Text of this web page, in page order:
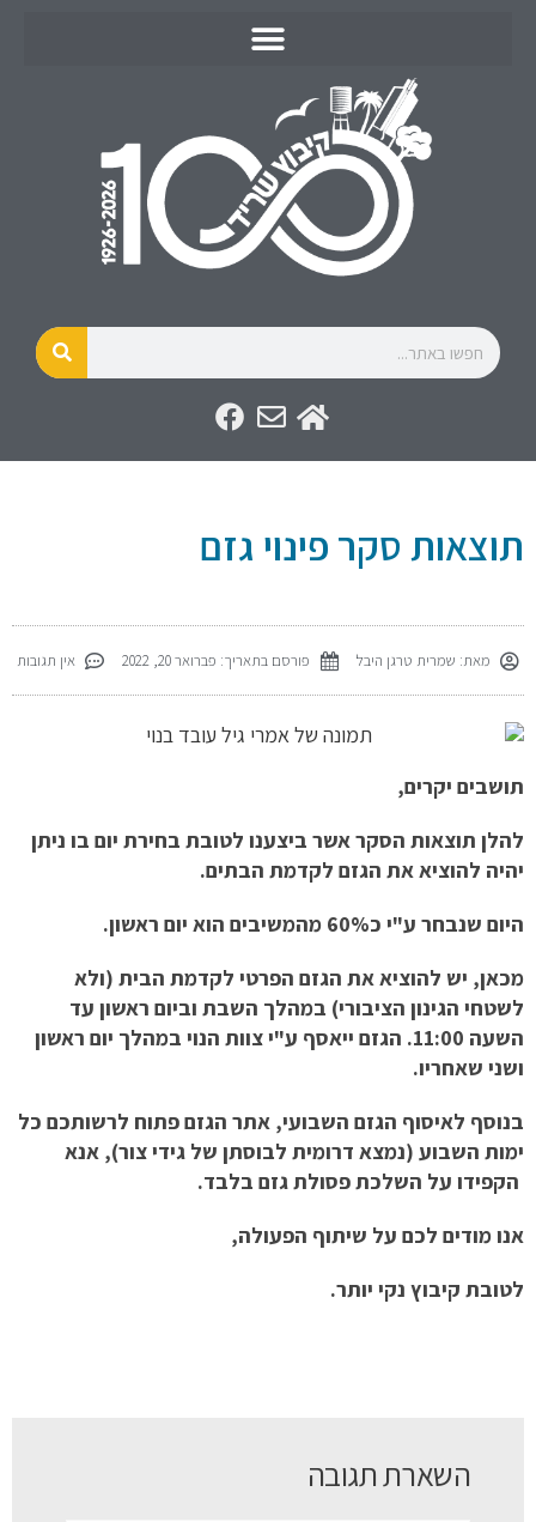
תוצאות סקר פינוי גזם
מאת: שמרית טרגן היבל פורסם בתאריך: פברואר 20, 2022 אין תגובות
תושבים יקרים,
להלן תוצאות הסקר אשר ביצענו לטובת בחירת יום בו ניתן
יהיה להוציא את הגזם לקדמת הבתים.
היום שנבחר ע"י כ60% מהמשיבים הוא יום ראשון.
מכאן, יש להוציא את הגזם הפרטי לקדמת הבית (ולא
לשטחי הגינון הציבורי) במהלך השבת וביום ראשון עד
השעה 11:00. הגזם ייאסף ע"י צוות הנוי במהלך יום ראשון
ושני שאחריו.
בנוסף לאיסוף הגזם השבועי, אתר הגזם פתוח לרשותכם כל
ימות השבוע (נמצא דרומית לבוסתן של גידי צור), אנא
הקפידו על השלכת פסולת גזם בלבד.
אנו מודים לכם על שיתוף הפעולה,
לטובת קיבוץ נקי יותר.
השארת תגובה